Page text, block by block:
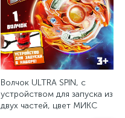
Волчок ULTRA SPIN, с
устройством для запуска из
двух частей, цвет МИКС